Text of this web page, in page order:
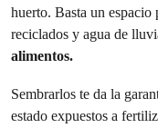
huerto. Basta un
reciclados y agua de
alimentos.
Sembrarlos te da la
estado expuestos a